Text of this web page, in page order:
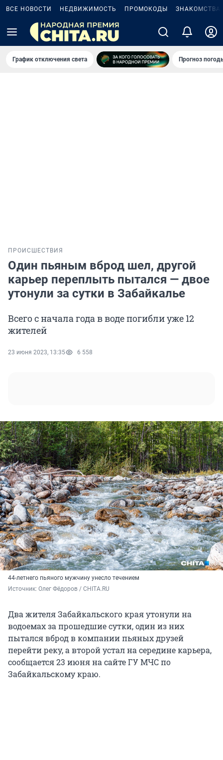
ВСЕ НОВОСТИ НЕДВИЖИМОСТЬ ПРОМОКОДЫ ЗНАКОМСТВА
График отключения света Прогноз
ПРОИСШЕСТВИЯ
Один пьяным вброд шел, другой
карьер переплыть пытался — двое
утонули за сутки в Забайкалье
Всего с начала года в воде погибли уже 12
жителей
23 июня 2023, 13:35 6 558
44-летнего пьяного мужчину унесло течением
Источник: Олег Фёдоров / CHITA.RU
Два жителя Забайкальского края утонули на
водоемах за прошедшие сутки, один из них
пытался вброд в компании пьяных друзей
перейти реку, а второй устал на середине карьера,
сообщается 23 июня на сайте ГУ МЧС по
Забайкальскому краю.